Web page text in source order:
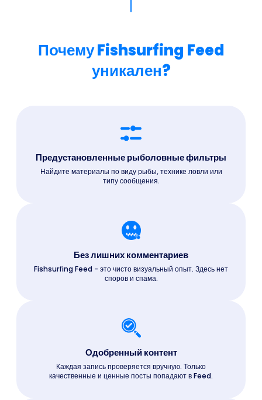
Почему Fishsurfing Feed
уникален?
Предустановленные рыболовные фильтры
Найдите материалы по виду рыбы, технике ловли или
типу сообщения.
Без лишних комментариев
Fishsurfing Feed - это чисто визуальный опыт. Здесь нет
споров и спама.
Одобренный контент
Каждая запись проверяется вручную. Только
качественные и ценные посты попадают в Feed.